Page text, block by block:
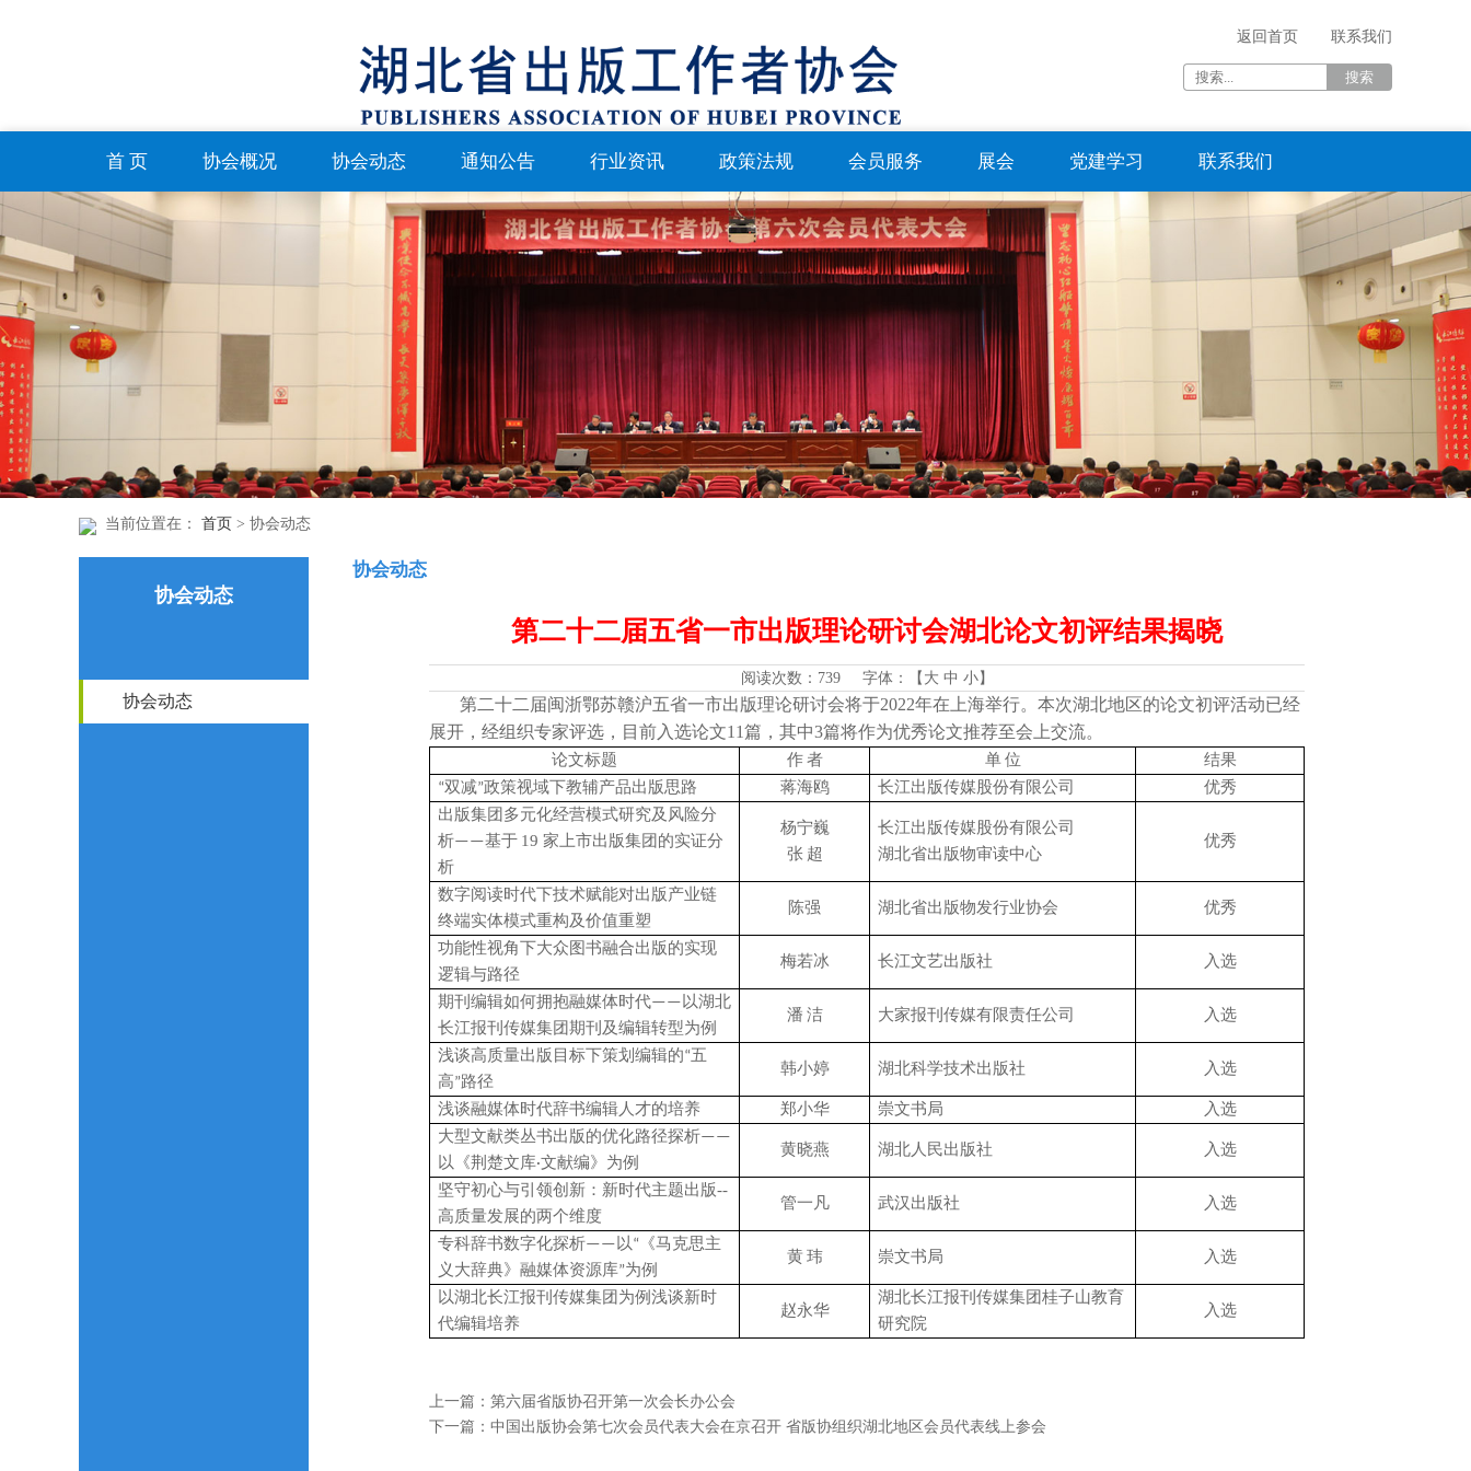
联系我们
返回首页
首 页 协会概况 协会动态 通知公告 行业资讯 政策法规 会员服务 展会 党建学习 联系我们
当前位置在： 首页 > 协会动态
协会动态
协会动态
协会动态
第二十二届五省一市出版理论研讨会湖北论文初评结果揭晓
阅读次数： 739 字体：【 大 中 小】
第二十二届闽浙鄂苏赣沪五省一市出版理论研讨会将于2022年在上海举行。本次湖北地区的论文初评活动已经
展开，经组织专家评选，目前入选论文1 1篇，其中3篇将作为优秀论文推荐至会上交流。
论文标题 作者 单位
结果
“双减”政策视域下教辅产品出版思路
蒋海鸥 长江出版传媒股份有限公司
优秀
出版集团多元化经营模式研究及风险分
析——基于 19 家上市出版集团的实证分
析
杨宁巍
张 超
长江出版传媒股份有限公司
湖北省出版物审读中心
优秀
数字阅读时代下技术赋能对出版产业链
终端实体模式重构及价值重塑
陈强 湖北省出版物发行业协会 优秀
功能性视角下大众图书融合出版的实现
逻辑与路径
梅若冰 长江文艺出版社 入选
期刊编辑如何拥抱融媒体时代——以湖北
长江报刊传媒集团期刊及编辑转型为例
潘 洁 大家报刊传媒有限责任公司 入选
浅谈高质量出版目标下策划编辑的 “五
高”路径
韩小婷 湖北科学技术出版社 入选
浅谈融媒体时代辞书编辑人才的培养 郑小华 崇文书局
入选
大型文献类丛书出版的优化路径探析——
以《荆楚文库·文献编》为例
黄晓燕 湖北人民出版社 入选
坚守初心与引领创新：新时代主题出版--
高质量发展的两个维度
管一凡 武汉出版社 入选
专科辞书数字化探析——以“《马克思主
义大辞典》融媒体资源库”为例
黄 玮 崇文书局 入选
以湖北长江报刊传媒集团为例浅谈新时
代编辑培养
赵永华
湖北长江报刊传媒集团桂子山教育
研究院
入选
上一篇： 第六届省版协召开第一次会长办公会
下一篇： 中国出版协会第七次会员代表大会在京召开 省版协组织湖北地区会员代表线上参会